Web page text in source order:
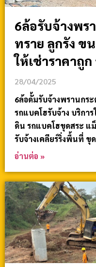
6ล้อรับจ้างพร
ทราย ลูกรัง ข
ให้เช่าราคาถู
28/04/2025
6ล้อดั้มรับจ้างพรานกร
รถแบคโฮรับจ้าง บริกา
ดิน รถแบคโฮขุดสระ แ
รับจ้างเคลียร์ริ่งพื้นที่ ขุ
อ่านต่อ »